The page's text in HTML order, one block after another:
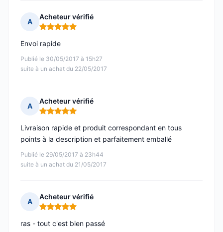
A
Acheteur vérifié
Note : 5 sur 5
Publié le 30/05/2017 à 15h27
suite à un achat du 22/05/2017
Envoi rapide
A
Acheteur vérifié
Note : 5 sur 5
Publié le 29/05/2017 à 23h44
suite à un achat du 21/05/2017
Livraison rapide et produit correspondant en tous
points à la description et parfaitement emballé
A
Acheteur vérifié
Note : 5 sur 5
ras - tout c'est bien passé